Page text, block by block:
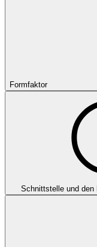
Formfaktor
Schnittstelle und den